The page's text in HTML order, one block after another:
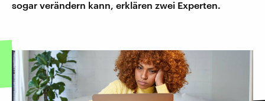
sogar verändern kann, erklären zwei Experten.